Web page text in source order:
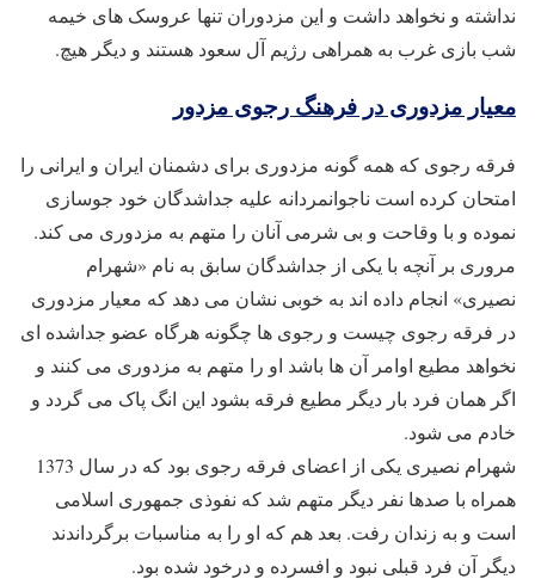
نداشته و نخواهد داشت و این مزدوران تنها عروسک های خیمه
شب بازی غرب به همراهی رژیم آل سعود هستند و دیگر هیچ.
معیار مزدوری در فرهنگ رجوی مزدور
فرقه رجوی که همه گونه مزدوری برای دشمنان ایران و ایرانی را
امتحان کرده است ناجوانمردانه علیه جداشدگان خود جوسازی
نموده و با وقاحت و بی شرمی آنان را متهم به مزدوری می کند.
مروری بر آنچه با یکی از جداشدگان سابق به نام «شهرام
نصیری» انجام داده اند به خوبی نشان می دهد که معیار مزدوری
در فرقه رجوی چیست و رجوی ها چگونه هرگاه عضو جداشده ای
نخواهد مطیع اوامر آن ها باشد او را متهم به مزدوری می کنند و
اگر همان فرد بار دیگر مطیع فرقه بشود این انگ پاک می گردد و
خادم می شود.
شهرام نصیری یکی از اعضای فرقه رجوی بود که در سال 1373
همراه با صدها نفر دیگر متهم شد که نفوذی جمهوری اسلامی
است و به زندان رفت. بعد هم که او را به مناسبات برگرداندند
دیگر آن فرد قبلی نبود و افسرده و درخود شده بود.